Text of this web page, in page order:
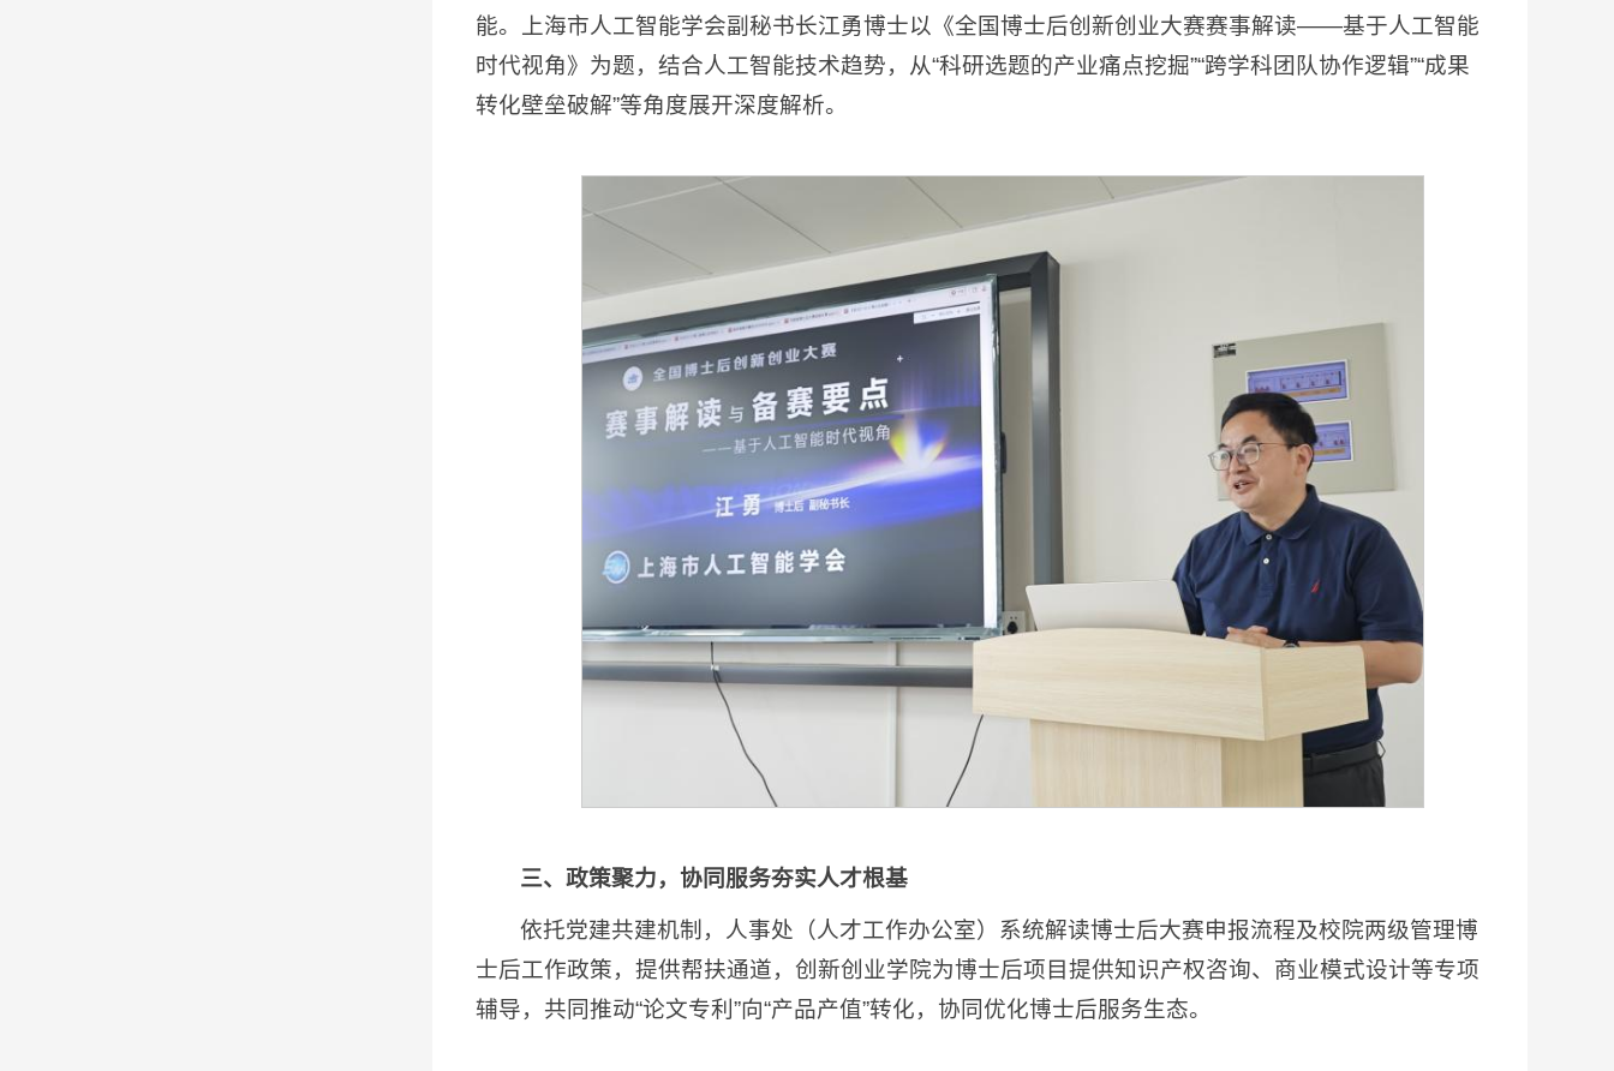
能。上海市人工智能学会副秘书长江勇博士以《全国博士后创新创业大赛赛事解读——基于人工智能
时代视角》为题，结合人工智能技术趋势，从“科研选题的产业痛点挖掘”“跨学科团队协作逻辑”“成果
转化壁垒破解”等角度展开深度解析。
三、政策聚力，协同服务夯实人才根基
依托党建共建机制，人事处（人才工作办公室）系统解读博士后大赛申报流程及校院两级管理博
士后工作政策，提供帮扶通道，创新创业学院为博士后项目提供知识产权咨询、商业模式设计等专项
辅导，共同推动“论文专利”向“产品产值”转化，协同优化博士后服务生态。